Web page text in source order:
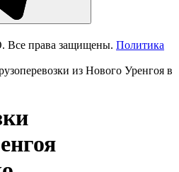
права защищены. Политика
из Нового Уренгоя в